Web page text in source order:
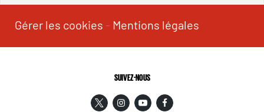
Gérer les cookies - Mentions légales
SUIVEZ-NOUS